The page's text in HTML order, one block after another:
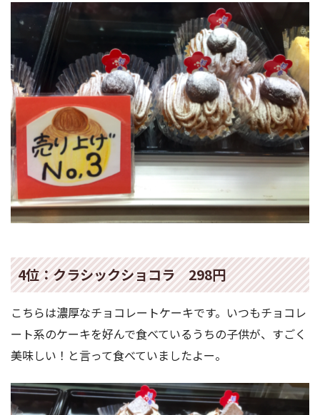
4位：クラシックショコラ 298円
こちらは濃厚なチョコレートケーキです。いつもチョコレ
ート系のケーキを好んで食べているうちの子供が、すごく
美味しい！と言って食べていましたよー。